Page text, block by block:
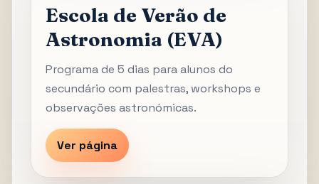
Escola de Verão de
Astronomia (EVA)
Programa de 5 dias para alunos do
secundário com palestras, workshops e
observações astronómicas.
Ver página